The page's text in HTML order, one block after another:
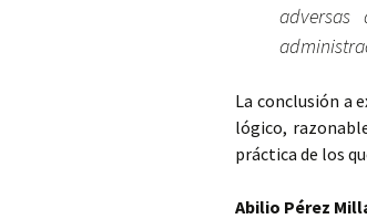
adversas
La conclusión a
lógico,
práctica de los
Abilio Pérez